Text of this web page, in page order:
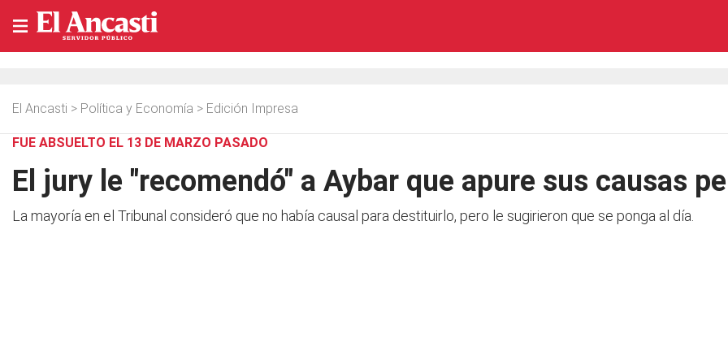
El Ancasti > Política y Economía > Edición Impresa
FUE ABSUELTO EL 13 DE MARZO PASADO
El jury le "recomendó" a Aybar que apure sus causas
La mayoría en el Tribunal consideró que no había causal para destituirlo, pero le sugirieron que se ponga al día.